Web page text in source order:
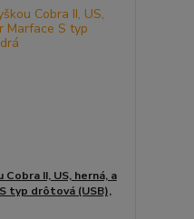
II, US, herná, a
typ drôtová (USB),